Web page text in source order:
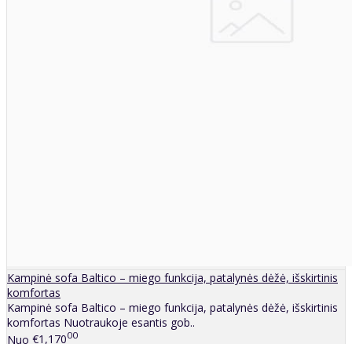
Kampinė sofa Baltico – miego funkcija, patalynės dėžė, išskirtinis
komfortas
Kampinė sofa Baltico – miego funkcija, patalynės dėžė, išskirtinis
komfortas Nuotraukoje esantis gob..
Nuo €1,17000